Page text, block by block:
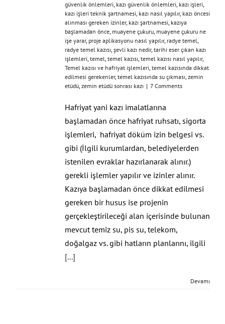
güvenlik önlemleri, kazı güvenlik önlemleri, kazı işleri,
kazı işleri teknik şartnamesi, kazı nasıl yapılır, kazı öncesi
alınması gereken izinler, kazı şartnamesi, kazıya
başlamadan önce, muayene çukuru, muayene çukuru ne
işe yarar, proje aplikasyonu nasıl yapılır, radye temel,
radye temel kazısı, şevli kazı nedir, tarihi eser çıkan kazı
işlemleri, temel, temel kazısı, temel kazısı nasıl yapılır,
Temel kazısı ve hafriyat işlemleri, temel kazısında dikkat
edilmesi gerekenler, temel kazısında su çıkması, zemin
etüdü, zemin etüdü sonrası kazı | 7 Comments
Hafriyat yani kazı imalatlarına
başlamadan önce hafriyat ruhsatı, sigorta
işlemleri, hafriyat döküm izin belgesi vs.
gibi (İlgili kurumlardan, belediyelerden
istenilen evraklar hazırlanarak alınır.)
gerekli işlemler yapılır ve izinler alınır.
Kazıya başlamadan önce dikkat edilmesi
gereken bir husus ise projenin
gerçekleştirileceği alan içerisinde bulunan
mevcut temiz su, pis su, telekom,
doğalgaz vs. gibi hatların planlarını, ilgili
[...]
Devamı